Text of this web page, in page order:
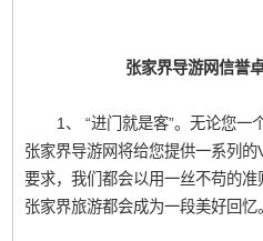
张家界导游网信誉
1、 “进门就是客”。无论您
张家界导游网将给您提供一系列
要求，我们都会以用一丝不苟的
张家界旅游都会成为一段美好回忆。